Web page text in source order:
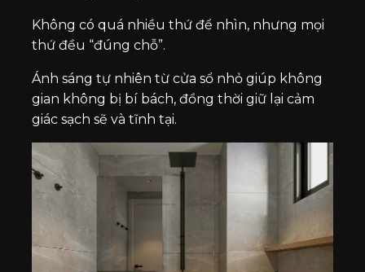
Không có quá nhiều thứ để nhìn, nhưng mọi
thứ đều “đúng chỗ”.
Ánh sáng tự nhiên từ cửa sổ nhỏ giúp không
gian không bị bí bách, đồng thời giữ lại cảm
giác sạch sẽ và tĩnh tại.